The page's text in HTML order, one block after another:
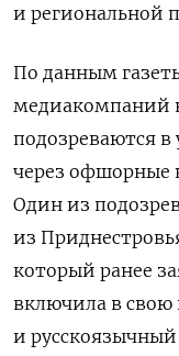
и региональной
По данным
медиакомпаний
подозреваются
через офшорные
Один из
из
который ранее
включила в свою
и